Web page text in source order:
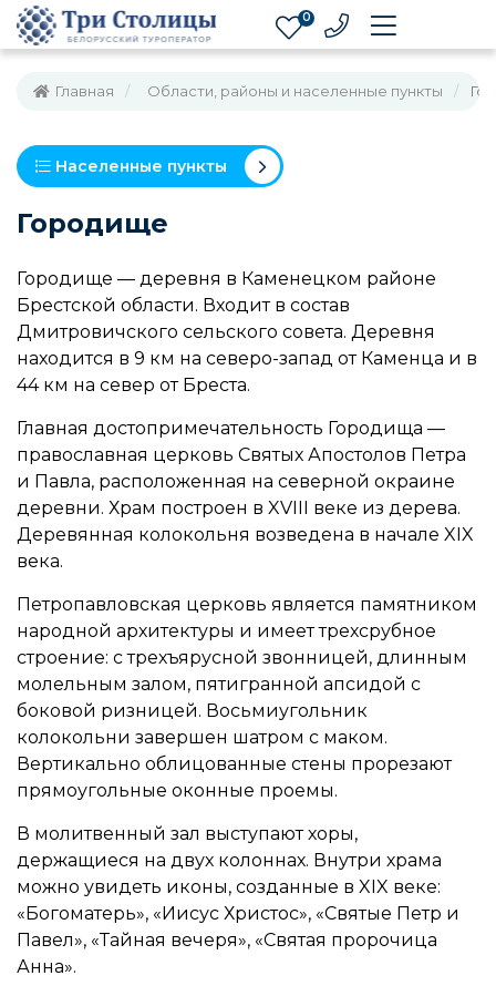
0
Главная Области, районы и населенные пункты
Населенные пункты
Городище
Городище — деревня в Каменецком районе
Брестской области. Входит в состав
Дмитровичского сельского совета. Деревня
находится в 9 км на северо-запад от Каменца и в
44 км на север от Бреста.
Главная достопримечательность Городища —
православная церковь Святых Апостолов Петра
и Павла, расположенная на северной окраине
деревни. Храм построен в XVIII веке из дерева.
Деревянная колокольня возведена в начале XIX
века.
Петропавловская церковь является памятником
народной архитектуры и имеет трехсрубное
строение: с трехъярусной звонницей, длинным
молельным залом, пятигранной апсидой с
боковой ризницей. Восьмиугольник
колокольни завершен шатром с маком.
Вертикально облицованные стены прорезают
прямоугольные оконные проемы.
В молитвенный зал выступают хоры,
держащиеся на двух колоннах. Внутри храма
можно увидеть иконы, созданные в XIX веке:
«Богоматерь», «Иисус Христос», «Святые Петр и
Павел», «Тайная вечеря», «Святая пророчица
Анна».